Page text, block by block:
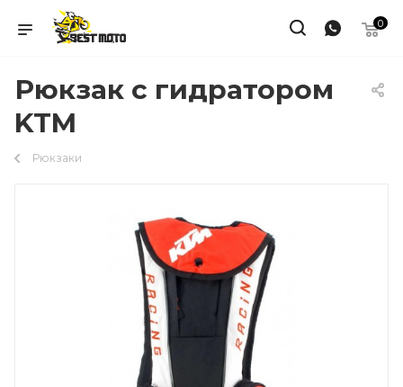
0
Рюкзак с гидратором
KTM
Рюкзаки